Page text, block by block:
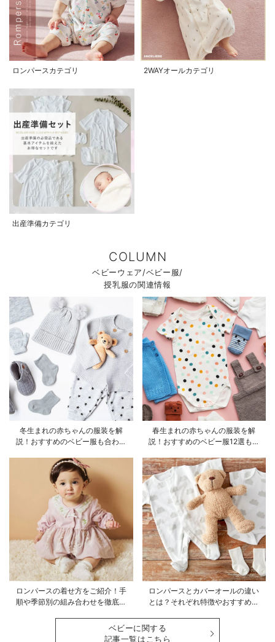
ロンパースカテゴリ 2WAYオールカテゴリ
出産準備カテゴリ
COLUMN
ベビーウェア/ベビー服/
授乳服の関連情報
冬生まれの赤ちゃんの服装を解
説！おすすめのベビー服も合わせ
春生まれの赤ちゃんの服装を解
説！おすすめのベビー服12選も合
ロンパースの着せ方をご紹介！手
順や季節別の組み合わせを徹底解
ロンパースとカバーオールの違い
とは？それぞれ特徴やおすすめ商
ベビーに関する
記事一覧はこちら